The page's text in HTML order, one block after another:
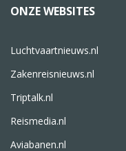
ONZE WEBSITES
Luchtvaartnieuws.nl
Zakenreisnieuws.nl
Triptalk.nl
Reismedia.nl
Aviabanen.nl